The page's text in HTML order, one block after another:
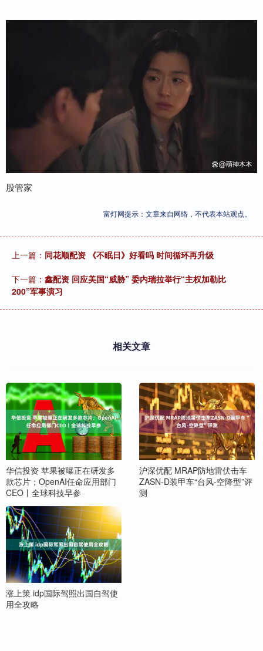
股管家
富灯网提示：文章来自网络，不代表本站观点。
上一篇： 同花顺配资 《不眠日》好看吗 时间循环再升级
下一篇： 鑫配资 回应美国“威胁” 委内瑞拉举行“主权加勒比
200”军事演习
相关文章
华信投资 苹果被曝正在研发多
款芯片；OpenAI任命应用部门
CEO丨全球科技早参
沪深优配 MRAP防地雷伏击车
ZASN-D装甲车“台风-空降型”评
测
涨上策 idp国际驾照出国自驾使
用全攻略